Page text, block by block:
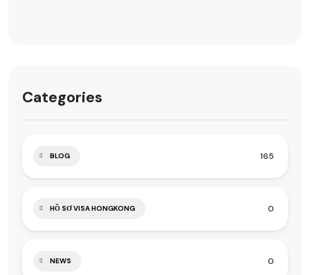
Categories
BLOG 165
HỒ SƠ VISA HONGKONG 0
NEWS 0